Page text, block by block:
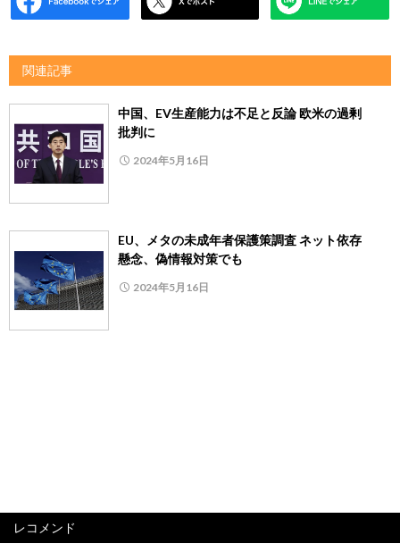
関連記事
中国、EV生産能力は不足と反論 欧米の過剰
批判に
2024年5月16日
EU、メタの未成年者保護策調査 ネット依存
懸念、偽情報対策でも
2024年5月16日
レコメンド